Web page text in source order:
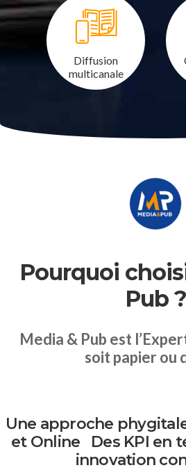
Diffusion
multicanale
Pourquoi
Pub ?
Media & Pub est
soit papier ou
Une approche
et Online
Des KPI en
innovation